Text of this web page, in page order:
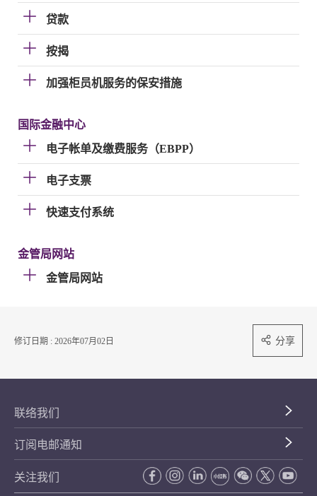
贷款
按揭
加强柜员机服务的保安措施
国际金融中心
电子帐单及缴费服务（EBPP）
电子支票
快速支付系统
金管局网站
金管局网站
修订日期 : 2026年07月02日 分享
联络我们
订阅电邮通知
关注我们